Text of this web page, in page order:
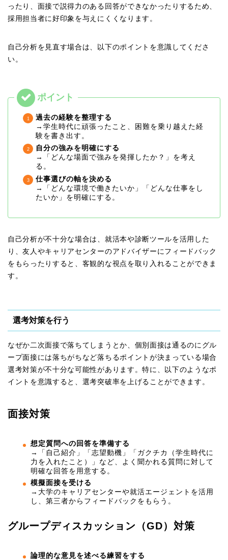
ったり、面接で説得力のある回答ができなかったりするため、
採用担当者に好印象を与えにくくなります。
自己分析を見直す場合は、以下のポイントを意識してくださ
い。
過去の経験を整理する
→学生時代に頑張ったこと、困難を乗り越えた経
験を書き出す。
自分の強みを明確にする
→「どんな場面で強みを発揮したか？」を考え
る。
仕事選びの軸を決める
→「どんな環境で働きたいか」「どんな仕事をし
たいか」を明確にする。
自己分析が不十分な場合は、就活本や診断ツールを活用した
り、友人やキャリアセンターのアドバイザーにフィードバック
をもらったりすると、客観的な視点を取り入れることができま
す。
選考対策を行う
なぜか二次面接で落ちてしまうとか、個別面接は通るのにグル
ープ面接には落ちがちなど落ちるポイントが決まっている場合
選考対策が不十分な可能性があります。特に、以下のようなポ
イントを意識すると、選考突破率を上げることができます。
面接対策
想定質問への回答を準備する
→「自己紹介」「志望動機」「ガクチカ（学生時代に
力を入れたこと）」など、よく聞かれる質問に対して
明確な回答を用意する。
模擬面接を受ける
→大学のキャリアセンターや就活エージェントを活用
し、第三者からフィードバックをもらう。
グループディスカッション（GD）対策
論理的な意見を述べる練習をする